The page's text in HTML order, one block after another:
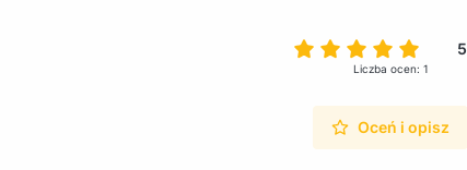
Liczba ocen: 1
Oceń i opisz